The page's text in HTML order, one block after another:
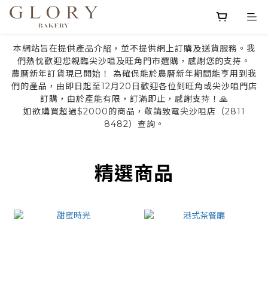
本網站旨在提供產品介紹，並不提供網上訂購及送貨服務。我
們熱忱歡迎您親臨尖沙咀及旺角門市選購，感謝您的支持。
農曆新年訂貨現已開始！ 為確保能於農曆新年期間能亨用到我
們的產品，由即日起至12月20日歡迎各位到旺角或尖沙咀門店
訂購，由於產能有限，訂滿即止，感謝支持！🙏
如欲購買超過$2000的商品，敬請致電尖沙咀店（2811
8482）查詢。
精選商品